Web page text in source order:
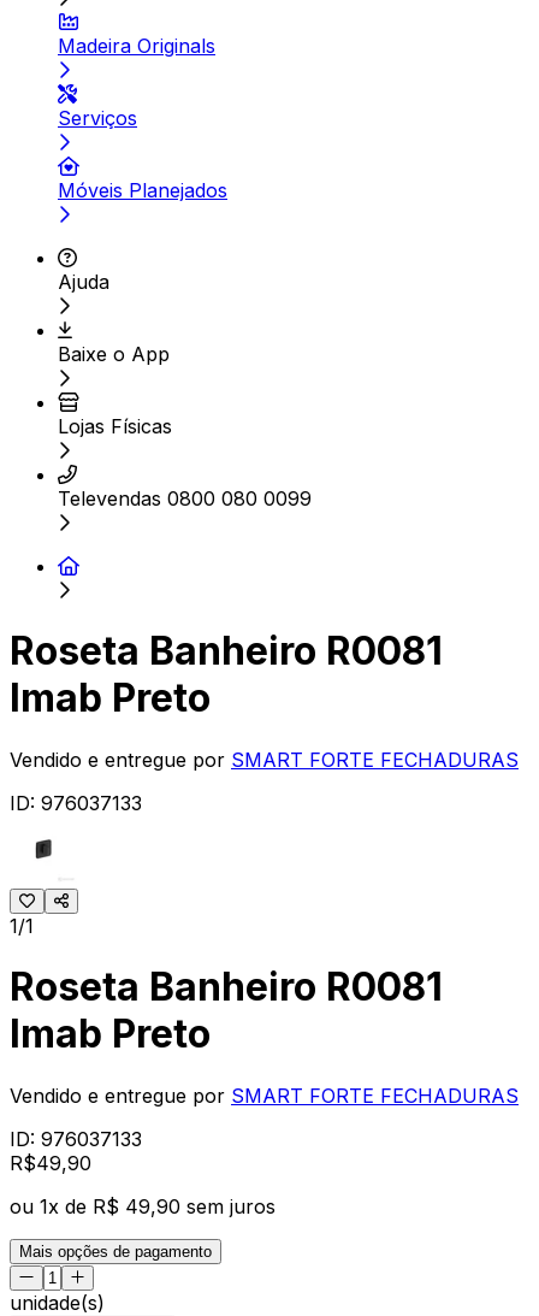
Madeira Originals
Serviços
Móveis Planejados
Ajuda
Baixe o App
Lojas Físicas
Televendas 0800 080 0099
Roseta Banheiro R0081
Imab Preto
Vendido e entregue por SMART FORTE FECHADURAS
ID: 976037133
1/1
Roseta Banheiro R0081
Imab Preto
Vendido e entregue por SMART FORTE FECHADURAS
ID: 976037133
R$49,90
ou 1x de R$ 49,90 sem juros
Mais opções de pagamento
unidade(s)